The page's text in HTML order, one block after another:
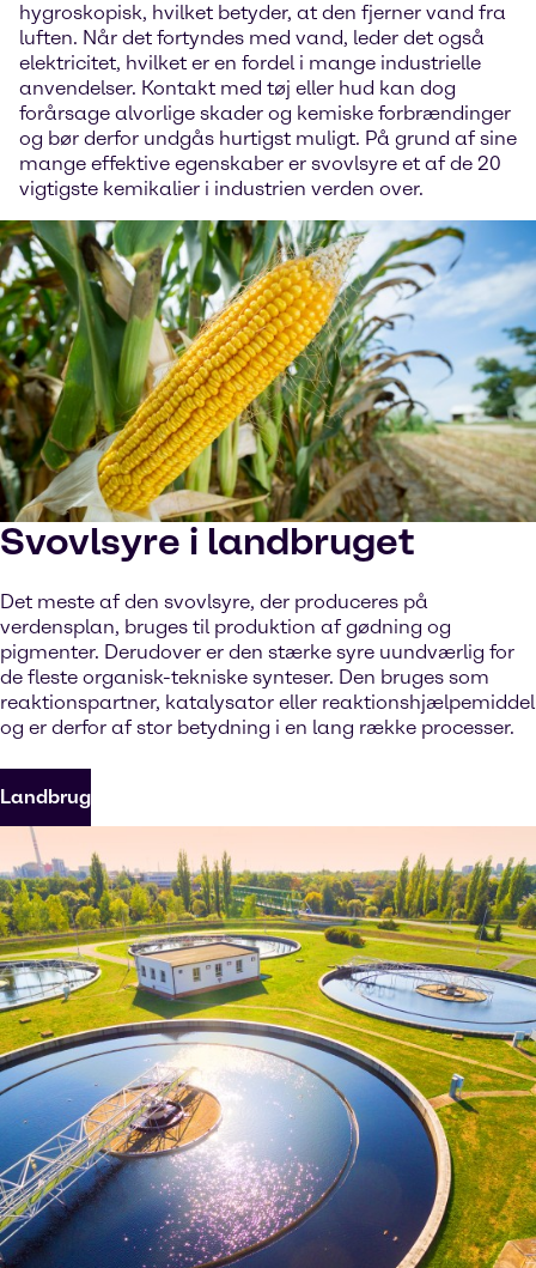
hygroskopisk, hvilket betyder, at den fjerner vand fra
luften. Når det fortyndes med vand, leder det også
elektricitet, hvilket er en fordel i mange industrielle
anvendelser. Kontakt med tøj eller hud kan dog
forårsage alvorlige skader og kemiske forbrændinger
og bør derfor undgås hurtigst muligt. På grund af sine
mange effektive egenskaber er svovlsyre et af de 20
vigtigste kemikalier i industrien verden over.
Svovlsyre i landbruget
Det meste af den svovlsyre, der produceres på
verdensplan, bruges til produktion af gødning og
pigmenter. Derudover er den stærke syre uundværlig for
de fleste organisk-tekniske synteser. Den bruges som
reaktionspartner, katalysator eller reaktionshjælpemiddel
og er derfor af stor betydning i en lang række processer.
Landbrug